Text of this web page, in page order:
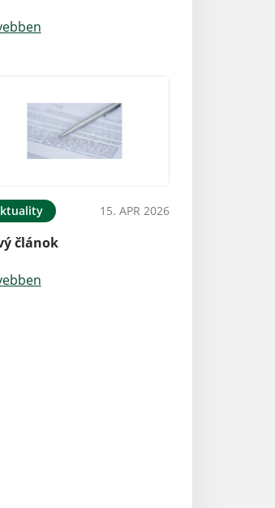
15. APR 2026
článok